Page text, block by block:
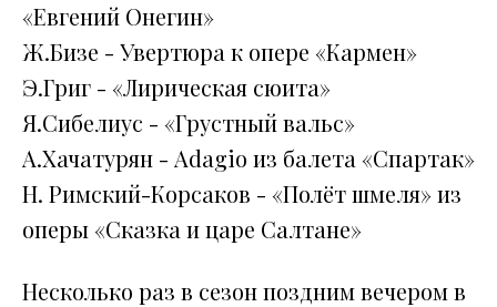
«Евгений Онегин»
Ж.Бизе - Увертюра к опере «Кармен»
Э.Григ - «Лирическая сюита»
Я.Сибелиус - «Грустный вальс»
А.Хачатурян - Adagio из балета «Спартак»
Н. Римский-Корсаков - «Полёт шмеля» из
оперы «Сказка и царе Салтане»
Несколько раз в сезон поздним вечером в